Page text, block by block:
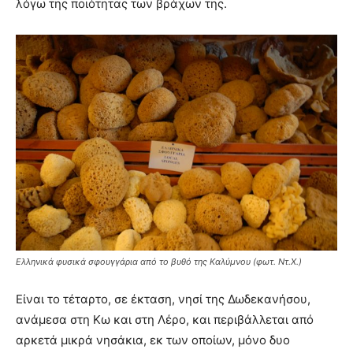
λόγω της ποιότητας των βράχων της.
Ελληνικά φυσικά σφουγγάρια από το βυθό της Καλύμνου (φωτ. Ντ.Χ.)
Είναι το τέταρτο, σε έκταση, νησί της Δωδεκανήσου,
ανάμεσα στη Κω και στη Λέρο, και περιβάλλεται από
αρκετά μικρά νησάκια, εκ των οποίων, μόνο δυο